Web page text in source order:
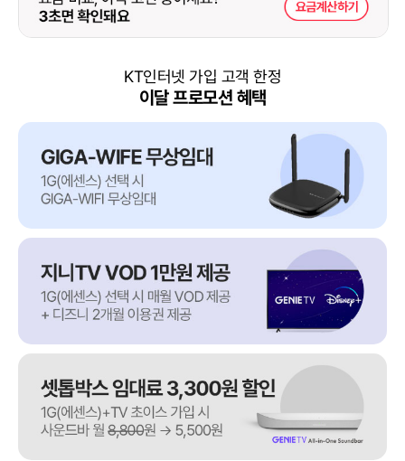
KT인터넷 가입 고객 한정
이달 프로모션 혜택